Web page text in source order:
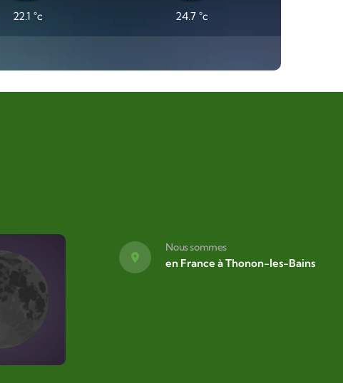
22.1 °c 24.7 °c
Nous sommes
en France à Thonon-les-Bains